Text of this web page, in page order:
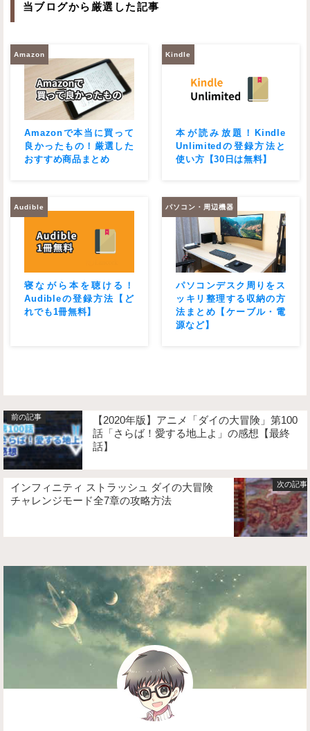
当ブログから厳選した記事
Amazon
Amazonで本当に買って
良かったもの！厳選した
おすすめ商品まとめ
Kindle
本が読み放題！Kindle
Unlimitedの登録方法と
使い方【30日は無料】
Audible
寝ながら本を聴ける！
Audibleの登録方法【ど
れでも1冊無料】
パソコン・周辺機器
パソコンデスク周りをス
ッキリ整理する収納の方
法まとめ【ケーブル・電
源など】
【2020年版】アニメ「ダイの大冒険」第100
話「さらば！愛する地上よ」の感想【最終
話】
インフィニティ ストラッシュ ダイの大冒険
チャレンジモード全7章の攻略方法